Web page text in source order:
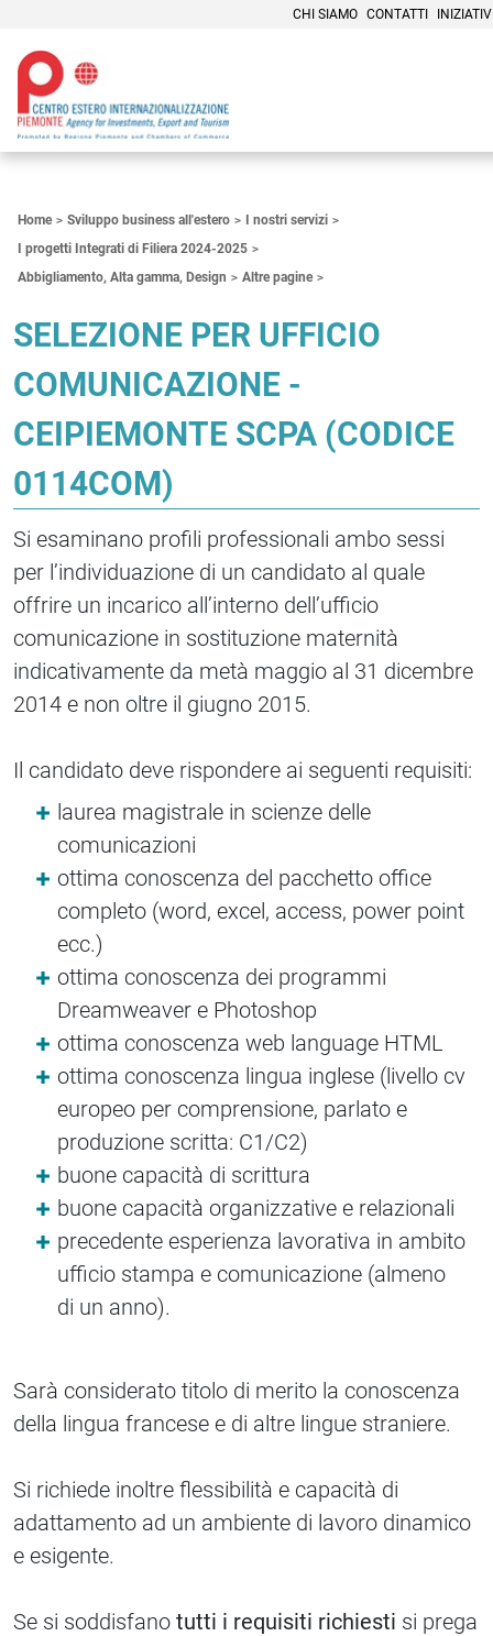
CHI SIAMO CONTATTI
Home Sviluppo business all'estero
I nostri servizi
I progetti Integrati di Filiera 2024-2025
Abbigliamento, Alta gamma, Design
Altre pagine
SELEZIONE PER UFFICIO
COMUNICAZIONE -
CEIPIEMONTE SCPA (CODICE
0114COM)
Si esaminano profili professionali ambo sessi
per l’individuazione di un candidato al quale
offrire un incarico all’interno dell’ufficio
comunicazione in sostituzione maternità
indicativamente da metà maggio al 31 dicembre
2014 e non oltre il giugno 2015.
Il candidato deve rispondere ai seguenti requisiti:
laurea magistrale in scienze delle
comunicazioni
ottima conoscenza del pacchetto office
completo (word, excel, access, power point
ecc.)
ottima conoscenza dei programmi
Dreamweaver e Photoshop
ottima conoscenza web language HTML
ottima conoscenza lingua inglese (livello cv
europeo per comprensione, parlato e
produzione scritta: C1/C2)
buone capacità di scrittura
buone capacità organizzative e relazionali
precedente esperienza lavorativa in ambito
ufficio stampa e comunicazione (almeno
di un anno).
Sarà considerato titolo di merito la conoscenza
della lingua francese e di altre lingue straniere.
Si richiede inoltre flessibilità e capacità di
adattamento ad un ambiente di lavoro dinamico
e esigente.
Se si soddisfano tutti i requisiti richiesti si prega